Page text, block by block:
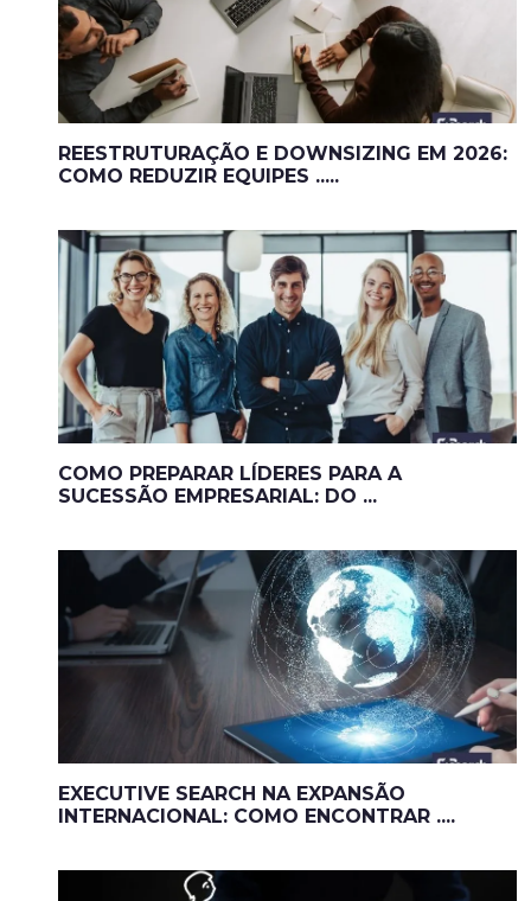
REESTRUTURAÇÃO E DOWNSIZING EM 2026:
COMO REDUZIR EQUIPES .....
COMO PREPARAR LÍDERES PARA A
SUCESSÃO EMPRESARIAL: DO ...
EXECUTIVE SEARCH NA EXPANSÃO
INTERNACIONAL: COMO ENCONTRAR ....